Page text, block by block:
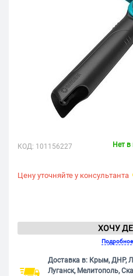
КОД: 101156227 Нет в
Цену уточняйте у консультанта
ХОЧУ
Доставка в: Крым, ДНР,
Луганск, Мелитополь,